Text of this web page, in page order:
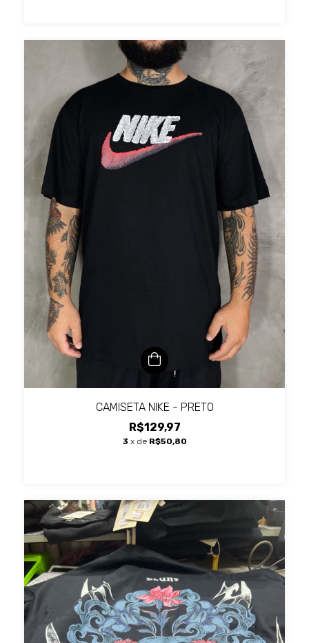
CAMISETA NIKE - PRETO
R$129,97
3 x de R$50,80